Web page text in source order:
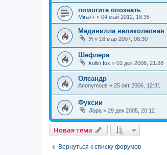
помогите опознать
Mira++ » 04 май 2012, 18:35
Мединилла великолепная
Я » 18 мар 2007, 08:30
Шефлера
kollin fox » 01 дек 2006, 21:28
Олеандр
Anonymous » 25 окт 2006, 12:31
Фуксии
Лора » 29 дек 2005, 20:12
Новая тема
Вернуться к списку форумов